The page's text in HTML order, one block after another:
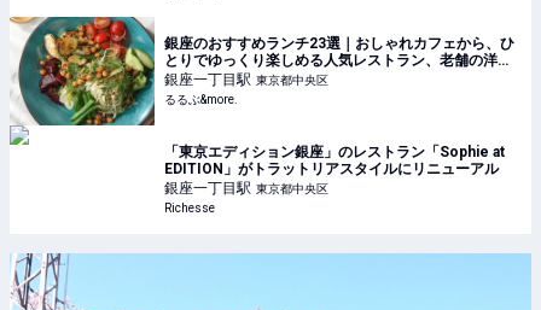
銀座のおすすめランチ23選｜おしゃれカフェから、ひ
とりでゆっくり楽しめる人気レストラン、老舗の洋
食・和食まで！｜るるぶ&more.
銀座一丁目駅 東京都中央区
るるぶ&more.
「東京エディション銀座」のレストラン「Sophie at
EDITION」がトラットリアスタイルにリニューアル
銀座一丁目駅 東京都中央区
Richesse